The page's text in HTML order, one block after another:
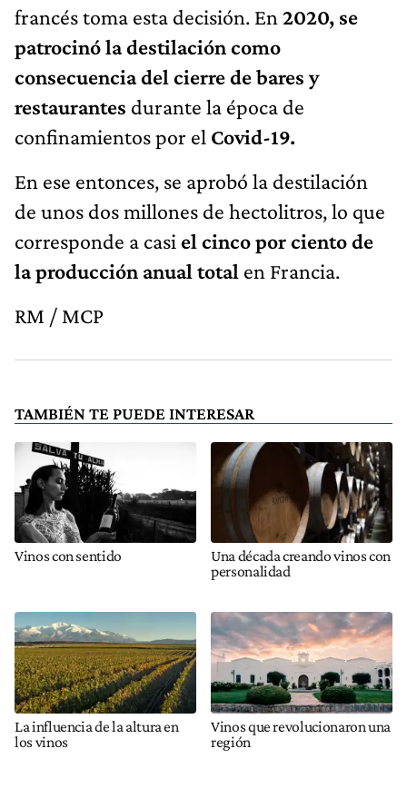
francés toma esta decisión. En 2020, se
patrocinó la destilación como
consecuencia del cierre de bares y
restaurantes durante la época de
confinamientos por el Covid-19.
En ese entonces, se aprobó la destilación
de unos dos millones de hectolitros, lo que
corresponde a casi el cinco por ciento de
la producción anual total en Francia.
RM / MCP
TAMBIÉN TE PUEDE INTERESAR
Vinos con sentido
Una década creando vinos con
personalidad
La influencia de la altura en
los vinos
Vinos que revolucionaron una
región